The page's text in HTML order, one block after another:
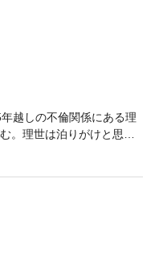
越しの不倫関係にある理
。理世は泊りがけと思っ
ならない。だが、なかな
々実々の駆け引きが始ま